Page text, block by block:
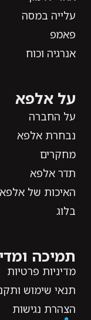
עלייה במסה
פאמפ
אנרגיה וכוח
על אלפא
על החברה
נבחרת אלפא
מחקרים
תדר אלפא
האיכות של אלפא
בלוג
תמיכה
מדיניות פרטיות
תנאי שימוש
הצהרת נגישות